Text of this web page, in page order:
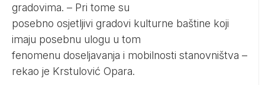
gradovima. – Pri tome su
posebno osjetljivi gradovi kulturne baštine koji
imaju posebnu ulogu u tom
fenomenu doseljavanja i mobilnosti stanovništva –
rekao je Krstulović Opara.